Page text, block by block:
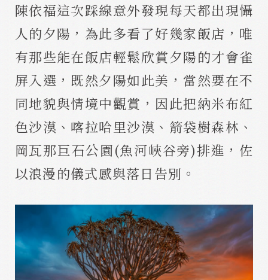
陳依福這次踩線意外發現每天都出現懾
人的夕陽，為此多看了好幾家飯店，唯
有那些能在飯店輕鬆欣賞夕陽的才會雀
屏入選，既然夕陽如此美，當然要在不
同地貌與情境中觀賞，因此把納米布紅
色沙漠、喀拉哈里沙漠、箭袋樹森林、
岡瓦那巨石公園(魚河峽谷旁)排進，佐
以浪漫的儀式感與落日告別。